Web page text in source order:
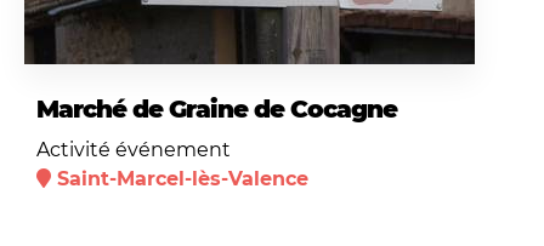
Marché de Graine de Cocagne
Activité événement
Saint-Marcel-lès-Valence